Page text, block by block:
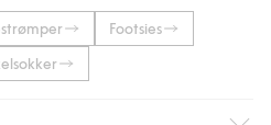
Footsies